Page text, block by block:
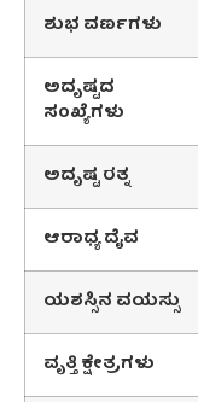
ಶುಭವರ್ಣಗಳು
ಅದೃಷ್ಟದ
ಸಂಖ್ಯೆಗಳು
ಅದೃಷ್ಟರತ್ನ
ಆರಾಧ್ಯದೈವ
ಯಶಸ್ಸಿನವಯಸ್ಸು
ವೃತ್ತಿಕ್ಷೇತ್ರಗಳು